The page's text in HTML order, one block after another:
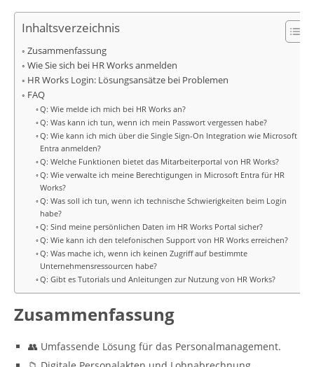
Inhaltsverzeichnis
Zusammenfassung
Wie Sie sich bei HR Works anmelden
HR Works Login: Lösungsansätze bei Problemen
FAQ
Q: Wie melde ich mich bei HR Works an?
Q: Was kann ich tun, wenn ich mein Passwort vergessen habe?
Q: Wie kann ich mich über die Single Sign-On Integration wie Microsoft
Entra anmelden?
Q: Welche Funktionen bietet das Mitarbeiterportal von HR Works?
Q: Wie verwalte ich meine Berechtigungen in Microsoft Entra für HR
Works?
Q: Was soll ich tun, wenn ich technische Schwierigkeiten beim Login
habe?
Q: Sind meine persönlichen Daten im HR Works Portal sicher?
Q: Wie kann ich den telefonischen Support von HR Works erreichen?
Q: Was mache ich, wenn ich keinen Zugriff auf bestimmte
Unternehmensressourcen habe?
Q: Gibt es Tutorials und Anleitungen zur Nutzung von HR Works?
Zusammenfassung
👥 Umfassende Lösung für das Personalmanagement.